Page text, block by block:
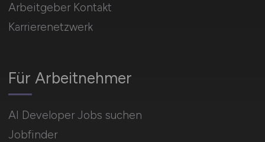
Für Arbeitnehmer
AI Developer Jobs suchen
Jobfinder
Arbeitgeber Kontakt
Karrierenetzwerk